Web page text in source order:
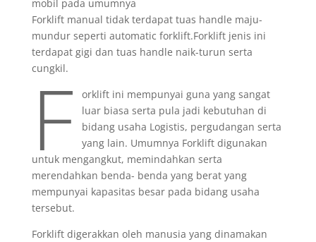
mobil pada umumnya
Forklift manual tidak terdapat tuas handle maju-
mundur seperti automatic forklift.Forklift jenis ini
terdapat gigi dan tuas handle naik-turun serta
cungkil.
F
orklift ini mempunyai guna yang sangat
luar biasa serta pula jadi kebutuhan di
bidang usaha Logistis, pergudangan serta
yang lain. Umumnya Forklift digunakan
untuk mengangkut, memindahkan serta
merendahkan benda- benda yang berat yang
mempunyai kapasitas besar pada bidang usaha
tersebut.
Forklift digerakkan oleh manusia yang dinamakan